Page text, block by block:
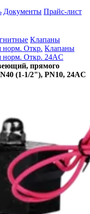
Документы Прайс-лист
Клапаны
норм. Откр. Клапаны
норм. Откр. 24AC
прямого
(1-1/2"), PN10, 24AC